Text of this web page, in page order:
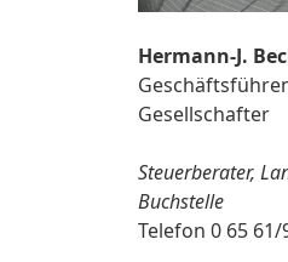
Hermann-J.
Gesellschafter
Steuerberater,
Buchstelle
Telefon 0 65 61/